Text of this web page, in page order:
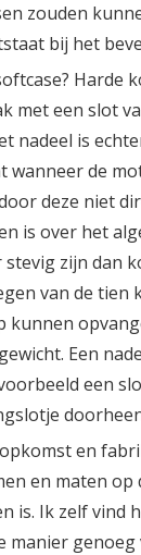
zouden
bij het
Harde
met een slot
nadeel is
wanneer de
deze niet
is over het
zijn dan
van de tien
kunnen
Een
een
en
en maten
is. Ik zelf vind